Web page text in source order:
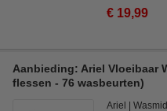
€ 19,99
Aanbieding: Ariel Vloeibaar
flessen - 76 wasbeurten)
Ariel